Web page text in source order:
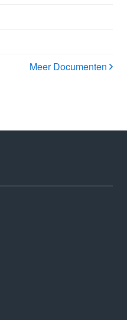
Meer Documenten